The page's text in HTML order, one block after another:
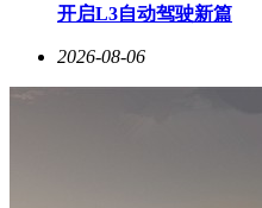
开启L3自动驾驶新篇
2026-08-06